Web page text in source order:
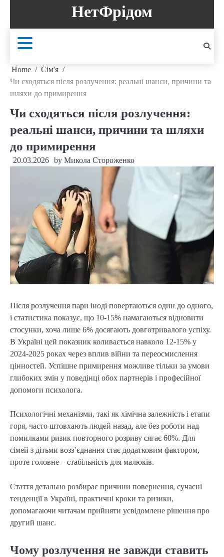
content
НетФрідом
Home
Сім'я
Чи сходяться після розлучення: реальні шанси, причини та
шляхи до примирення
Чи сходяться після розлучення:
реальні шанси, причини та шляхи
до примирення
20.03.2026 by Микола Стороженко
Після розлучення пари іноді повертаються один до одного,
і статистика показує, що 10-15% намагаються відновити
стосунки, хоча лише 6% досягають довготривалого успіху.
В Україні цей показник коливається навколо 12-15% у
2024-2025 роках через вплив війни та переосмислення
цінностей. Успішне примирення можливе тільки за умови
глибоких змін у поведінці обох партнерів і професійної
допомоги психолога.
Психологічні механізми, такі як хімічна залежність і етапи
горя, часто штовхають людей назад, але без роботи над
помилками ризик повторного розриву сягає 60%. Для
сімей з дітьми возз’єднання стає додатковим фактором,
проте головне – стабільність для малюків.
Стаття детально розбирає причини повернення, сучасні
тенденції в Україні, практичні кроки та ризики,
допомагаючи читачам прийняти усвідомлене рішення про
другий шанс.
Чому розлучення не завжди ставить